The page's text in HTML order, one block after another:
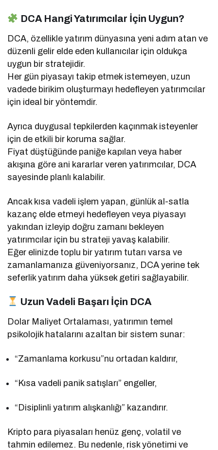
DCA Hangi Yatırımcılar İçin Uygun?
DCA, özellikle yatırım dünyasına yeni adım atan ve
düzenli gelir elde eden kullanıcılar için oldukça
uygun bir stratejidir.
Her gün piyasayı takip etmek istemeyen, uzun
vadede birikim oluşturmayı hedefleyen yatırımcılar
için ideal bir yöntemdir.
Ayrıca duygusal tepkilerden kaçınmak isteyenler
için de etkili bir koruma sağlar.
Fiyat düştüğünde paniğe kapılan veya haber
akışına göre ani kararlar veren yatırımcılar, DCA
sayesinde planlı kalabilir.
Ancak kısa vadeli işlem yapan, günlük al-satla
kazanç elde etmeyi hedefleyen veya piyasayı
yakından izleyip doğru zamanı bekleyen
yatırımcılar için bu strateji yavaş kalabilir.
Eğer elinizde toplu bir yatırım tutarı varsa ve
zamanlamanıza güveniyorsanız, DCA yerine tek
seferlik yatırım daha yüksek getiri sağlayabilir.
Uzun Vadeli Başarı İçin DCA
Dolar Maliyet Ortalaması, yatırımın temel
psikolojik hatalarını azaltan bir sistem sunar:
“Zamanlama korkusu”nu ortadan kaldırır,
“Kısa vadeli panik satışları” engeller,
“Disiplinli yatırım alışkanlığı” kazandırır.
Kripto para piyasaları henüz genç, volatil ve
tahmin edilemez. Bu nedenle, risk yönetimi ve